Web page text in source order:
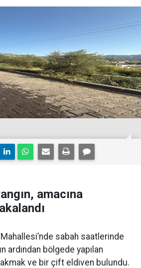
amacına
sabah saatlerinde
ardından bölgede yapılan
ve bir çift eldiven bulundu.